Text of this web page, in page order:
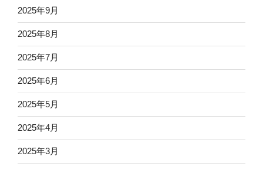
2025年9月
2025年8月
2025年7月
2025年6月
2025年5月
2025年4月
2025年3月